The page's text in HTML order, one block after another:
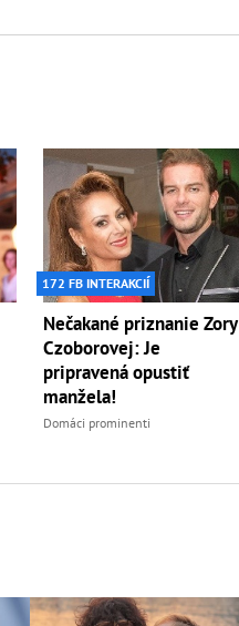
172 FB INTERAKCIÍ
Nečakané priznanie Zory
Czoborovej: Je
pripravená opustiť
manžela!
Domáci prominenti